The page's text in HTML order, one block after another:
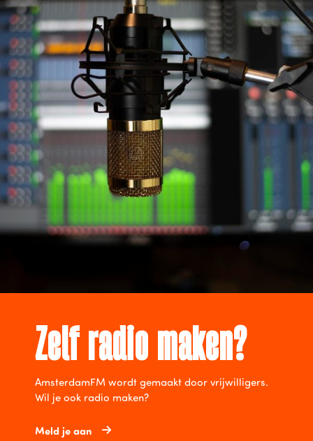
Zelf radio maken?
AmsterdamFM wordt gemaakt door vrijwilligers.
Wil je ook radio maken?
Meld je aan